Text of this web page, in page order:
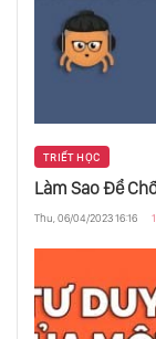
TRIẾT HỌC
Làm Sao Để
Thu, 06/04/2023 16:16